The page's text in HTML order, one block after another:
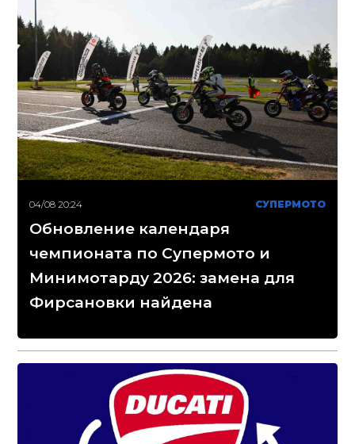
04/08 20:24 СУПЕРМОТО
Обновление календаря
чемпионата по Супермото и
Минимотарду 2026: замена для
Фирсановки найдена